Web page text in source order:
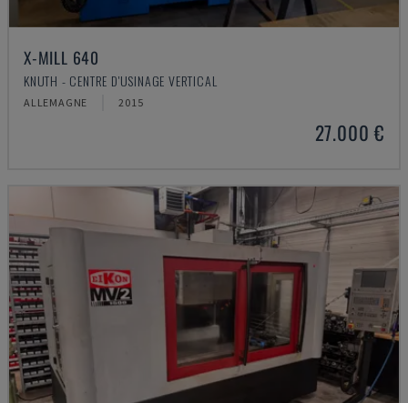
X-MILL 640
KNUTH - CENTRE D'USINAGE VERTICAL
ALLEMAGNE 2015
27.000 €